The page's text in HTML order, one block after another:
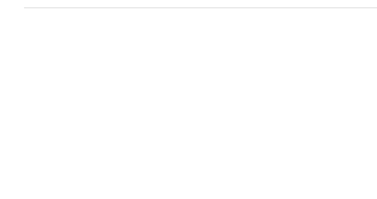
Строительство